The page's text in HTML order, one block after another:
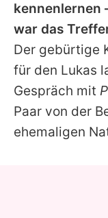
kennenlernen
war das
Der gebürtige
für den Lukas
Gespräch mit
Paar von der
ehemaligen